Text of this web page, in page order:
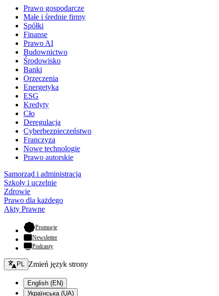
Prawo gospodarcze
Małe i średnie firmy
Spółki
Finanse
Prawo AI
Budownictwo
Środowisko
Banki
Orzeczenia
Energetyka
ESG
Kredyty
Cło
Deregulacja
Cyberbezpieczeństwo
Franczyza
Nowe technologie
Prawo autorskie
Samorząd i administracja
Szkoły i uczelnie
Zdrowie
Prawo dla każdego
Akty Prawne
Promocje- otwiera się w nowej karcie
Newsletter
Podcasty
Zmień język - bieżący:
PL Zmień język strony
English (EN)
Українська (UA)